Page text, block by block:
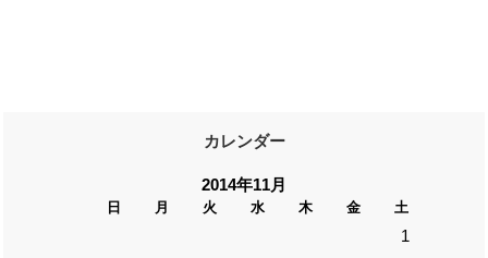
カレンダー
2014年11月
日 月 火 水 木 金 土
1